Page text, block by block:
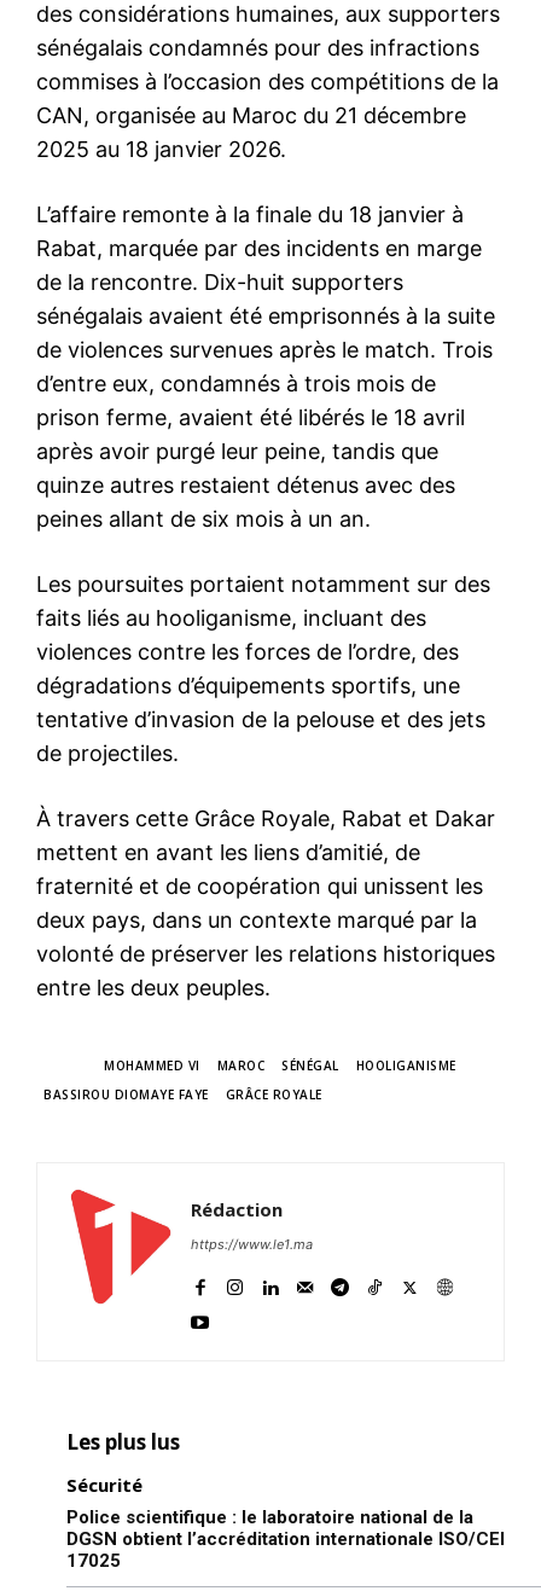
des considérations humaines, aux supporters
sénégalais condamnés pour des infractions
commises à l’occasion des compétitions de la
CAN, organisée au Maroc du 21 décembre
2025 au 18 janvier 2026.
L’affaire remonte à la finale du 18 janvier à
Rabat, marquée par des incidents en marge
de la rencontre. Dix-huit supporters
sénégalais avaient été emprisonnés à la suite
de violences survenues après le match. Trois
d’entre eux, condamnés à trois mois de
prison ferme, avaient été libérés le 18 avril
après avoir purgé leur peine, tandis que
quinze autres restaient détenus avec des
peines allant de six mois à un an.
Les poursuites portaient notamment sur des
faits liés au hooliganisme, incluant des
violences contre les forces de l’ordre, des
dégradations d’équipements sportifs, une
tentative d’invasion de la pelouse et des jets
de projectiles.
À travers cette Grâce Royale, Rabat et Dakar
mettent en avant les liens d’amitié, de
fraternité et de coopération qui unissent les
deux pays, dans un contexte marqué par la
volonté de préserver les relations historiques
entre les deux peuples.
MOHAMMED VI MAROC SÉNÉGAL
HOOLIGANISME
BASSIROU DIOMAYE FAYE
GRÂCE ROYALE
Rédaction
https://www.le1.ma
Les plus lus
Sécurité
Police scientifique : le laboratoire national de la
DGSN obtient l’accréditation internationale ISO/CEI
17025